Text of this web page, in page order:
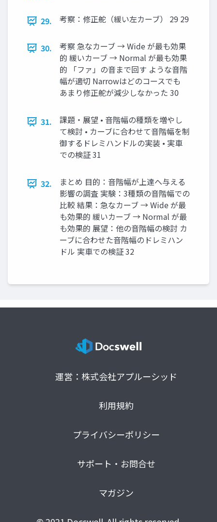
29. 考察：修正舵（緩い左カーブ） 29 29
30.
考察 急なカーブ → Wide が最も効果
的 緩いカーブ → Normal が最も効果
的 「ファ」の⾳まで回す ような⾳階
幅が適切 Narrowはどのコースでも
あまり修正舵が減少しなかった 30
31.
課題・展望 • ⾳階幅の種類を増やし
て検討 • カーブに合わせて⾳階幅を制
御するドレミハンドルの実装 • 実⾞
での検証 31
32.
まとめ ⽬的：⾳階幅が上達へ与える
影響の調査 実験：3種類の⾳階幅での
⽐較 結果：急なカーブ → Wide が最
も効果的 緩いカーブ → Normal が最
も効果的 展望：他の⾳階幅の検討 カ
ーブに合わせた⾳階幅のドレミハン
ドル 実⾞での検証 32
運営：株式会社アプルーシッド
利用規約
プライバシーポリシー
サポート・お問合せ
マガジン